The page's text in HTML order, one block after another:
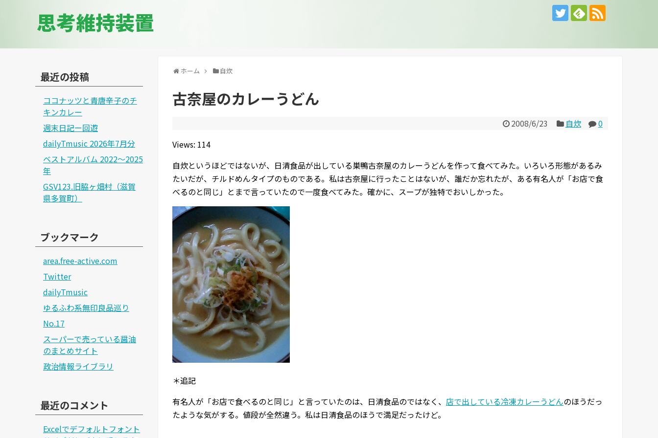
思考維持装置
ホーム 自炊
古奈屋のカレーうどん
2008/6/23 自炊
0
Views: 114
自炊というほどではないが、日清食品が出している巣鴨古奈屋のカレーうどんを作って食べてみた。いろいろ形態があるみ
たいだが、チルドめんタイプのものである。私は古奈屋に行ったことはないが、誰だか忘れたが、ある有名人が「お店で食
べるのと同じ」とまで言っていたので一度食べてみた。確かに、スープが独特でおいしかった。
＊追記
有名人が「お店で食べるのと同じ」と言っていたのは、日清食品のではなく、 店で出している冷凍カレーうどんのほうだっ
たような気がする。値段が全然違う。私は日清食品のほうで満足だったけど。
最近の投稿
ココナッツと青唐辛子のチ
キンカレー
週末日記ー回遊
dailyTmusic 2026年7月分
ベストアルバム 2022～2025
年
GSV123.旧脇ヶ畑村（滋賀
県多賀町）
ブックマーク
area.free-active.com
Twitter
dailyTmusic
ゆるふわ系無印良品巡り
No.17
スーパーで売っている醤油
のまとめサイト
政治情報ライブラリ
最近のコメント
Excelでデフォルトフォント